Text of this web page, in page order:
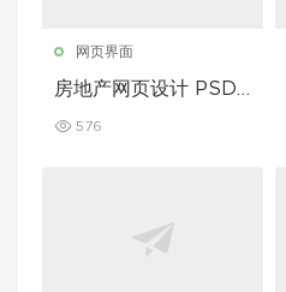
网页界面
房地产网页设计 PSD
576